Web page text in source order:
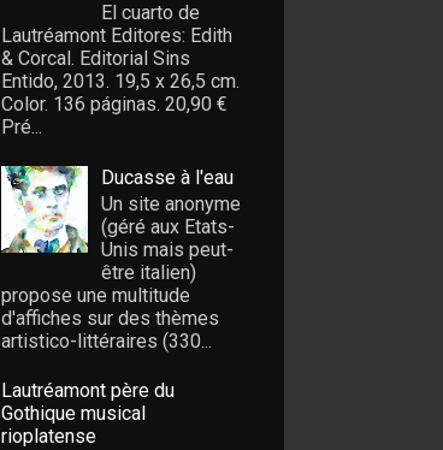
El cuarto de
Lautréamont Editores: Edith
& Corcal. Editorial Sins
Entido, 2013. 19,5 x 26,5 cm.
Color. 136 páginas. 20,90 €
Pré...
Ducasse à l'eau
Un site anonyme
(géré aux Etats-
Unis mais peut-
être italien)
propose une multitude
d'affiches sur des thèmes
artistico-littéraires (330...
Lautréamont père du
Gothique musical
rioplatense